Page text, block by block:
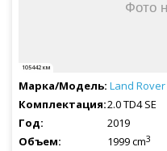
105442 км
Land Rover
2.0 TD4 SE
2019
1999 cm3